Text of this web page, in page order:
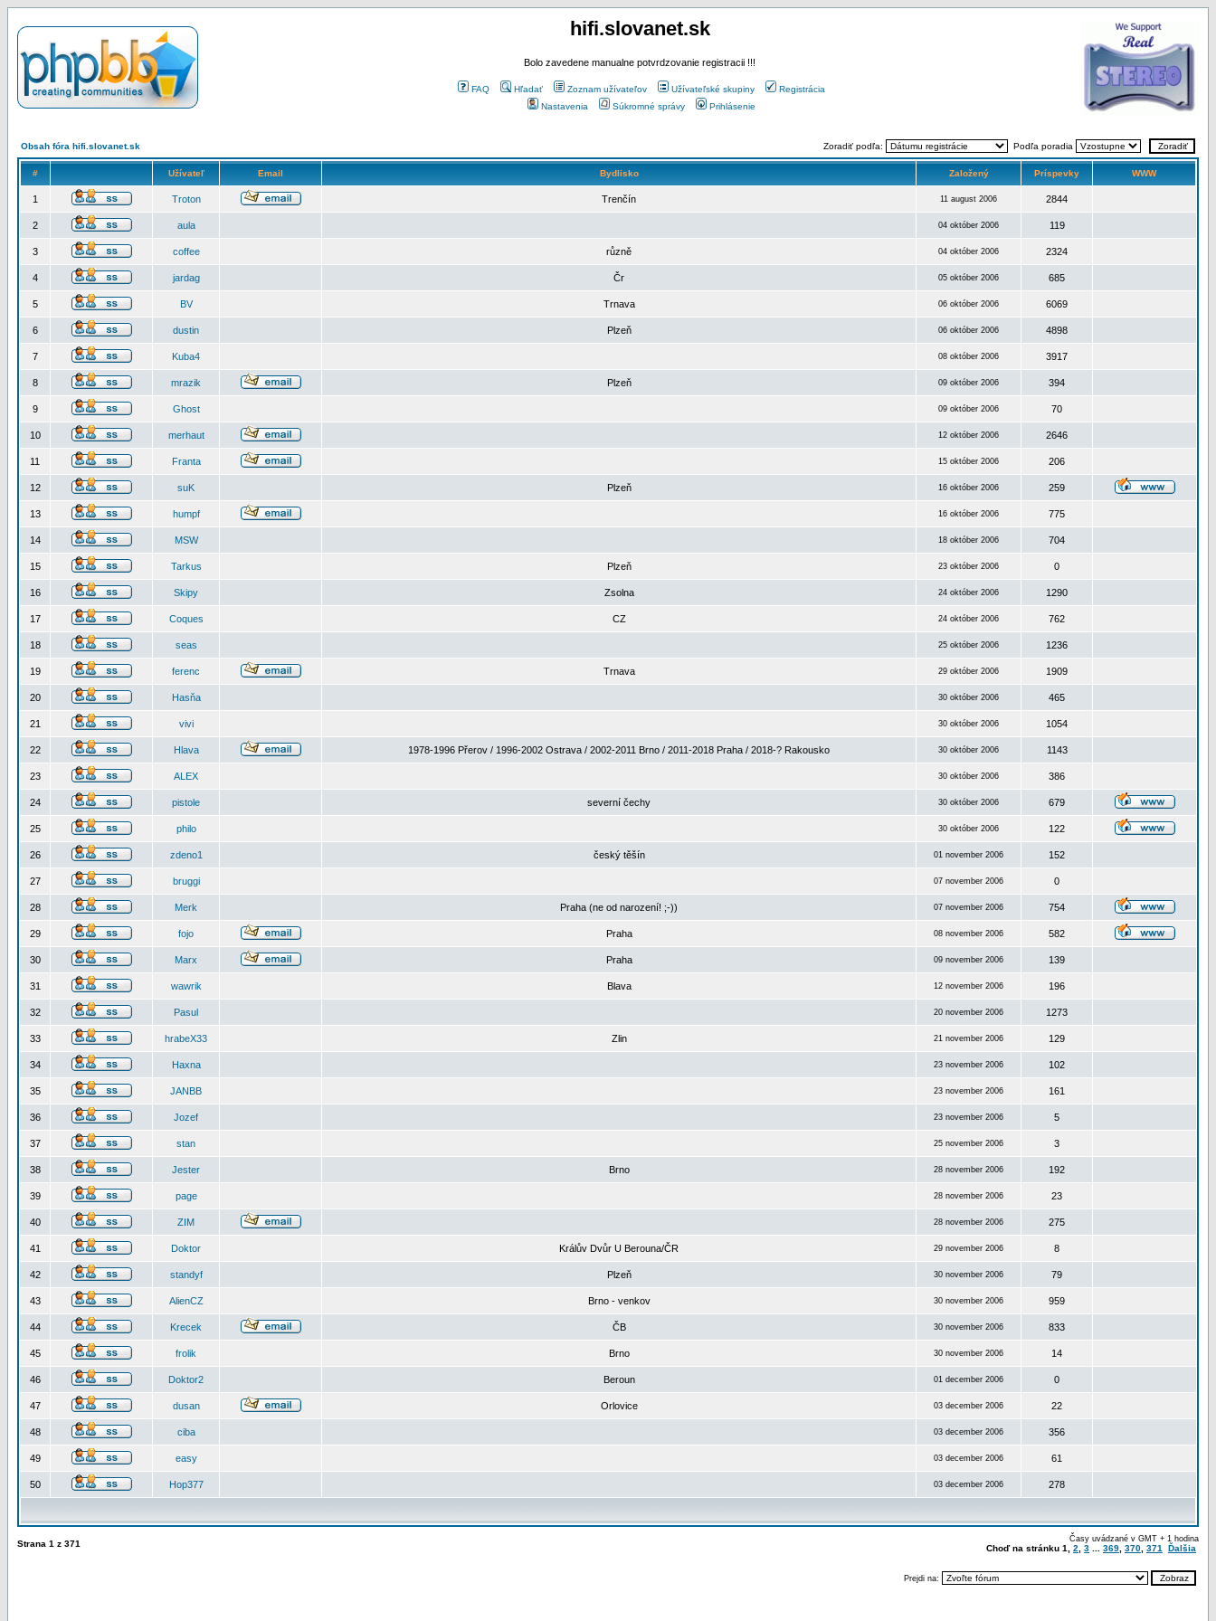
hifi.slovanet.sk
Bolo zavedene manualne potvrdzovanie registracii !!!
FAQ Hľadať Zoznam užívateľov Užívateľské skupiny
Registrácia
Nastavenia
Súkromné správy Prihlásenie
Obsah fóra hifi.slovanet.sk Zoradiť podľa: Podľa poradia
# Užívateľ Email Bydlisko Založený Príspevky WWW
1 Troton Trenčín 11 august 2006 2844
2 aula 04 október 2006 119
3 coffee různě 04 október 2006 2324
4 jardag Čr 05 október 2006 685
5 BV Trnava 06 október 2006 6069
6 dustin Plzeň 06 október 2006 4898
7 Kuba4 08 október 2006 3917
8 mrazik Plzeň 09 október 2006 394
9 Ghost 09 október 2006 70
10 merhaut 12 október 2006 2646
11 Franta 15 október 2006 206
12 suK Plzeň 16 október 2006 259
13 humpf 16 október 2006 775
14 MSW 18 október 2006 704
15 Tarkus Plzeň 23 október 2006 0
16 Skipy Zsolna 24 október 2006 1290
17 Coques CZ 24 október 2006 762
18 seas 25 október 2006 1236
19 ferenc Trnava 29 október 2006 1909
20 Hasňa 30 október 2006 465
21 vivi 30 október 2006 1054
22 Hlava 1978-1996 Přerov / 1996-2002 Ostrava / 2002-2011 Brno / 2011-2018 Praha / 2018-? Rakousko 30 október 2006 1143
23 ALEX 30 október 2006 386
24 pistole severní čechy 30 október 2006 679
25 philo 30 október 2006 122
26 zdeno1 český těšín 01 november 2006 152
27 bruggi 07 november 2006 0
28 Merk Praha (ne od narození! ;-)) 07 november 2006 754
29 fojo Praha 08 november 2006 582
30 Marx Praha 09 november 2006 139
31 wawrik Blava 12 november 2006 196
32 Pasul 20 november 2006 1273
33 hrabeX33 Zlin 21 november 2006 129
34 Haxna 23 november 2006 102
35 JANBB 23 november 2006 161
36 Jozef 23 november 2006 5
37 stan 25 november 2006 3
38 Jester Brno 28 november 2006 192
39 page 28 november 2006 23
40 ZIM 28 november 2006 275
41 Doktor Králův Dvůr U Berouna/ČR 29 november 2006 8
42 standyf Plzeň 30 november 2006 79
43 AlienCZ Brno - venkov 30 november 2006 959
44 Krecek ČB 30 november 2006 833
45 frolik Brno 30 november 2006 14
46 Doktor2 Beroun 01 december 2006 0
47 dusan Orlovice 03 december 2006 22
48 ciba 03 december 2006 356
49 easy 03 december 2006 61
50 Hop377 03 december 2006 278
Strana 1 z 371 Časy uvádzané v GMT + 1 hodina
Choď na stránku 1 2 3 369 370 371 Ďalšia
Prejdi na: